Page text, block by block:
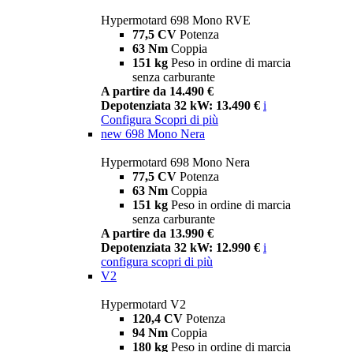
Hypermotard 698 Mono RVE
77,5 CV Potenza
63 Nm Coppia
151 kg Peso in ordine di marcia
senza carburante
A partire da 14.490 €
Depotenziata 32 kW: 13.490 € i
Configura Scopri di più
new 698 Mono Nera
Hypermotard 698 Mono Nera
77,5 CV Potenza
63 Nm Coppia
151 kg Peso in ordine di marcia
senza carburante
A partire da 13.990 €
Depotenziata 32 kW: 12.990 € i
configura scopri di più
V2
Hypermotard V2
120,4 CV Potenza
94 Nm Coppia
180 kg Peso in ordine di marcia